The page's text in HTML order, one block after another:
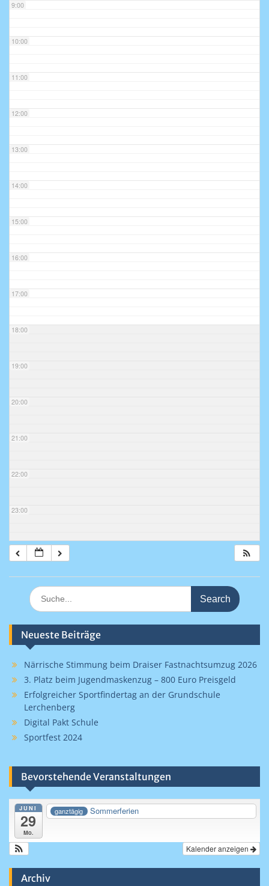
9:00
10:00
11:00
12:00
13:00
14:00
15:00
16:00
17:00
18:00
19:00
20:00
21:00
22:00
23:00
Search
for:
Neueste Beiträge
Närrische Stimmung beim Draiser Fastnachtsumzug 2026
3. Platz beim Jugendmaskenzug – 800 Euro Preisgeld
Erfolgreicher Sportfindertag an der Grundschule
Lerchenberg
Digital Pakt Schule
Sportfest 2024
Bevorstehende Veranstaltungen
JUNI
29
Mo.
ganztägig Sommerferien
Kalender anzeigen
Archiv